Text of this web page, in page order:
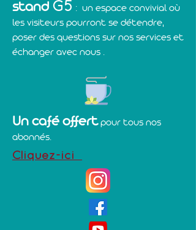
stand G5 : un espace convivial où
les visiteurs pourront se détendre,
poser des questions sur nos services et
échanger avec nous .
Un café offertpour tous nos
abonnés.
Cliquez-ici